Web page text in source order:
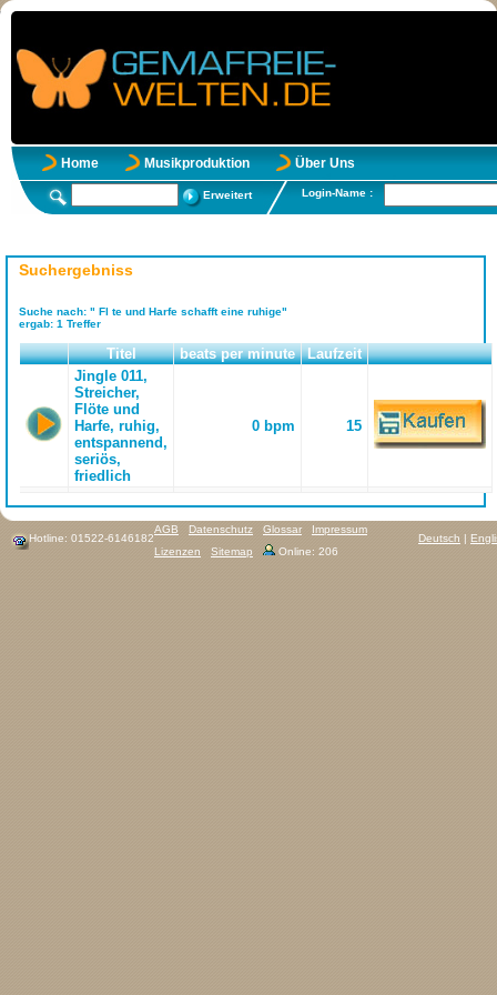
Home Musikproduktion Über Uns
Erweitert Login-Name :
Suchergebniss
Suche nach: " Fl te und Harfe schafft eine ruhige"
ergab: 1 Treffer
Titel beats per minute
Laufzeit
Jingle 011,
Streicher,
Flöte und
Harfe, ruhig,
entspannend,
seriös,
friedlich
0 bpm 15
Hotline: 01522-6146182 Deutsch |
AGB Datenschutz Glossar
Impressum
Lizenzen
Sitemap Online: 206